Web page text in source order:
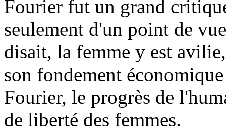
Fourier fut un grand
seulement d'un point de
disait, la femme y est
son fondement
Fourier, le progrès de
de liberté des femmes.